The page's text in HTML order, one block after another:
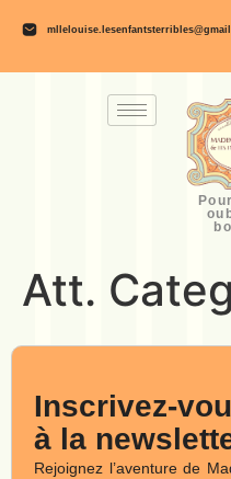
Att.
Inscrivez-
à la
Rejoignez l’aventure de